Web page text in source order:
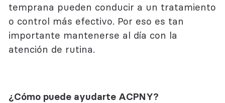
temprana pueden conducir a un tratamiento
o control más efectivo. Por eso es tan
importante mantenerse al día con la
atención de rutina.
¿Cómo puede ayudarte ACPNY?